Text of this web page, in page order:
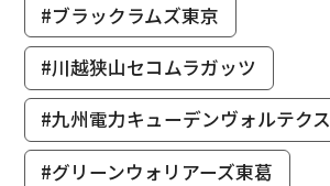
#ブラックラムズ東京
#川越狭山セコムラガッツ
#九州電力キューデンヴォルテクス
#グリーンウォリアーズ東葛